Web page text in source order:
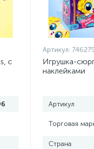
с
Артикул:
Игрушка-
наклейками
Артикул
Торговая
Страна